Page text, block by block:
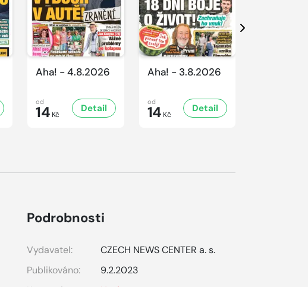
Aha! - 4.8.2026
od
14 Kč
Detail
Aha! - 3.8.2026
od
14 Kč
Detail
Další
Podrobnosti
Vydavatel:
CZECH NEWS CENTER a. s.
Publikováno:
9.2.2023